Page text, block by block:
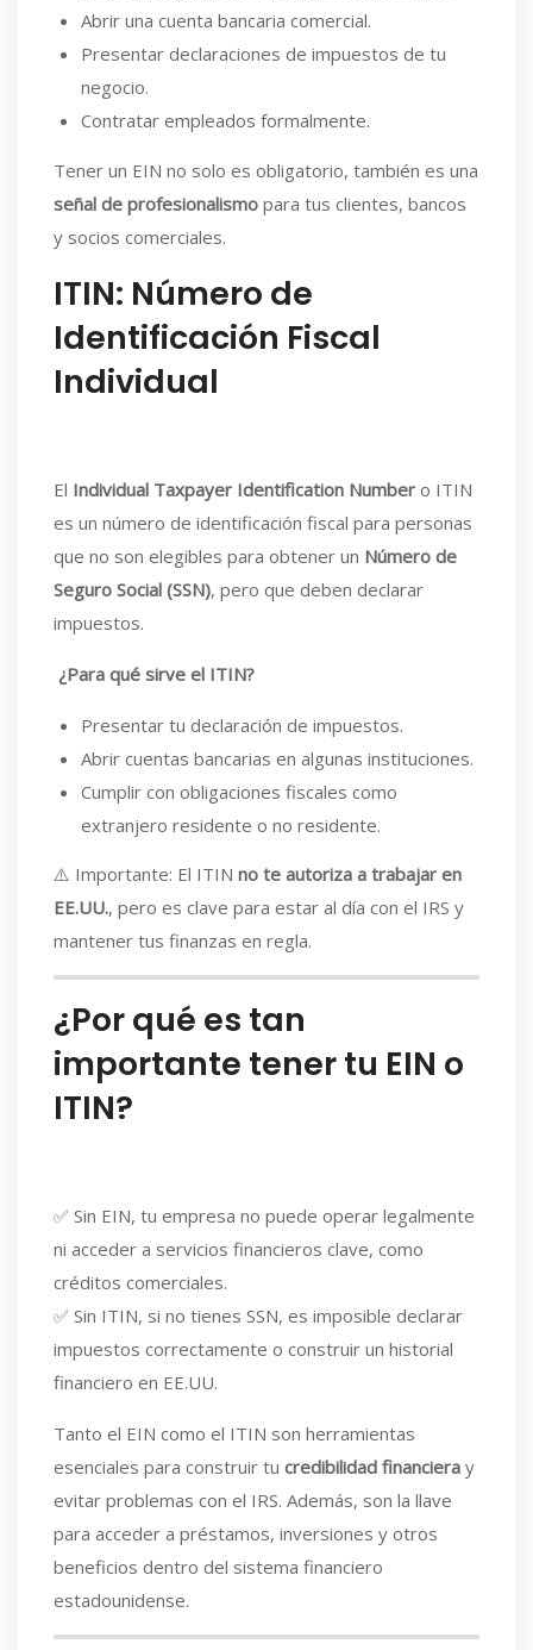
Abrir una cuenta bancaria comercial.
Presentar declaraciones de impuestos de tu
negocio.
Contratar empleados formalmente.
Tener un EIN no solo es obligatorio, también es una
señal de profesionalismo para tus clientes, bancos
y socios comerciales.
ITIN: Número de
Identificación Fiscal
Individual
El Individual Taxpayer Identification Number o ITIN
es un número de identificación fiscal para personas
que no son elegibles para obtener un Número de
Seguro Social (SSN), pero que deben declarar
impuestos.
¿Para qué sirve el ITIN?
Presentar tu declaración de impuestos.
Abrir cuentas bancarias en algunas instituciones.
Cumplir con obligaciones fiscales como
extranjero residente o no residente.
⚠️ Importante: El ITIN no te autoriza a trabajar en
EE.UU., pero es clave para estar al día con el IRS y
mantener tus finanzas en regla.
¿Por qué es tan
importante tener tu EIN o
ITIN?
✅ Sin EIN, tu empresa no puede operar legalmente
ni acceder a servicios financieros clave, como
créditos comerciales.
✅ Sin ITIN, si no tienes SSN, es imposible declarar
impuestos correctamente o construir un historial
financiero en EE.UU.
Tanto el EIN como el ITIN son herramientas
esenciales para construir tu credibilidad financiera y
evitar problemas con el IRS. Además, son la llave
para acceder a préstamos, inversiones y otros
beneficios dentro del sistema financiero
estadounidense.